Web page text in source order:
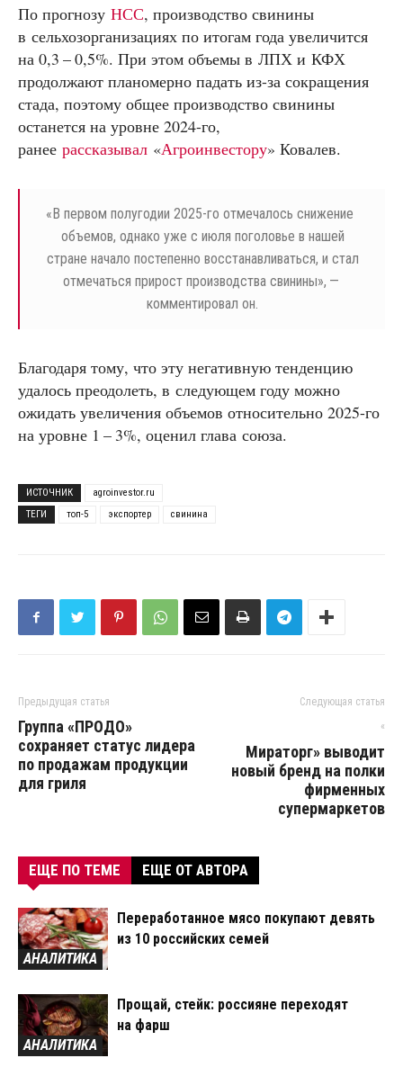
По прогнозу НСС, производство свинины
в сельхозорганизациях по итогам года увеличится
на 0,3 – 0,5%. При этом объемы в ЛПХ и КФХ
продолжают планомерно падать из-за сокращения
стада, поэтому общее производство свинины
останется на уровне 2024-го,
ранее рассказывал «Агроинвестору» Ковалев.
« В первом полугодии 2025-го отмечалось снижение
объемов, однако уже с июля поголовье в нашей
стране начало постепенно восстанавливаться, и стал
отмечаться прирост производства свинины», —
комментировал он.
Благодаря тому, что эту негативную тенденцию
удалось преодолеть, в следующем году можно
ожидать увеличения объемов относительно 2025-го
на уровне 1 – 3%, оценил глава союза.
ИСТОЧНИК
agroinvestor.ru
ТЕГИ
топ-5 экспортер свинина
Предыдущая статья
Группа «ПРОДО»
сохраняет статус лидера
по продажам продукции
для гриля
Следующая статья
«
Мираторг» выводит
новый бренд на полки
фирменных
супермаркетов
ЕЩЕ ПО ТЕМЕ ЕЩЕ ОТ АВТОРА
АНАЛИТИКА
Переработанное мясо покупают девять
из 10 российских семей
АНАЛИТИКА
Прощай, стейк: россияне переходят
на фарш